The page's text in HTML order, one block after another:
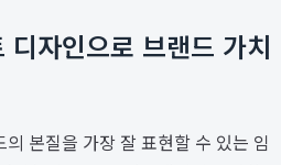
디자인으로 브랜드 가치
본질을 가장 잘 표현할 수 있는 임